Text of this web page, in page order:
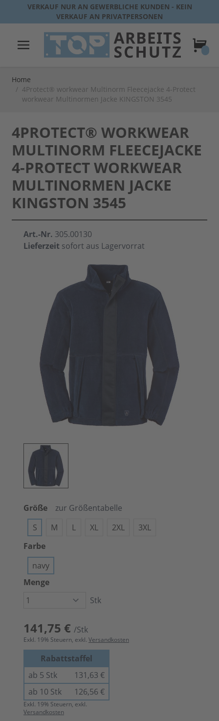
Direkt zum Inhalt
VERKAUF NUR AN GEWERBLICHE KUNDEN - KEIN
VERKAUF AN PRIVATPERSONEN
Home
/ 4Protect® workwear Multinorm Fleecejacke 4-Protect
workwear Multinormen Jacke KINGSTON 3545
4PROTECT® WORKWEAR
MULTINORM FLEECEJACKE
4-PROTECT WORKWEAR
MULTINORMEN JACKE
KINGSTON 3545
Art.-Nr. 305.00130
Lieferzeit sofort aus Lagervorrat
Größe
zur Größentabelle
S
M L XL 2XL
3XL
Farbe
navy
Menge
Stk
141,75 € /Stk
Exkl. 19% Steuern, exkl. Versandkosten
Rabattstaffel
ab 5 Stk
131,63 €
ab 10 Stk
126,56 €
Exkl. 19% Steuern, exkl.
Versandkosten